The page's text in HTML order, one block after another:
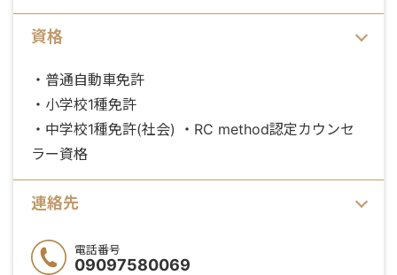
資格
・普通自動車免許
・小学校1種免許
・中学校1種免許(社会) ・RC method認定カウンセ
ラー資格
連絡先
電話番号
09097580069